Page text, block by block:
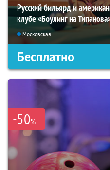
Русский бильярд и
клубе «Боулинг на
Московская
Бесплатно
-50%